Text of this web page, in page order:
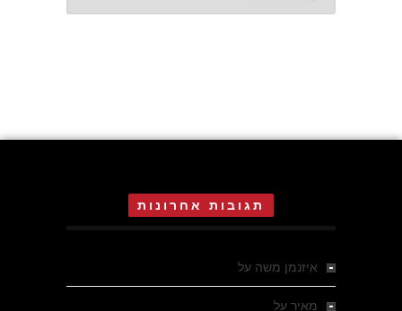
תגובות אחרונות
איזנמן משה על
מאיר על